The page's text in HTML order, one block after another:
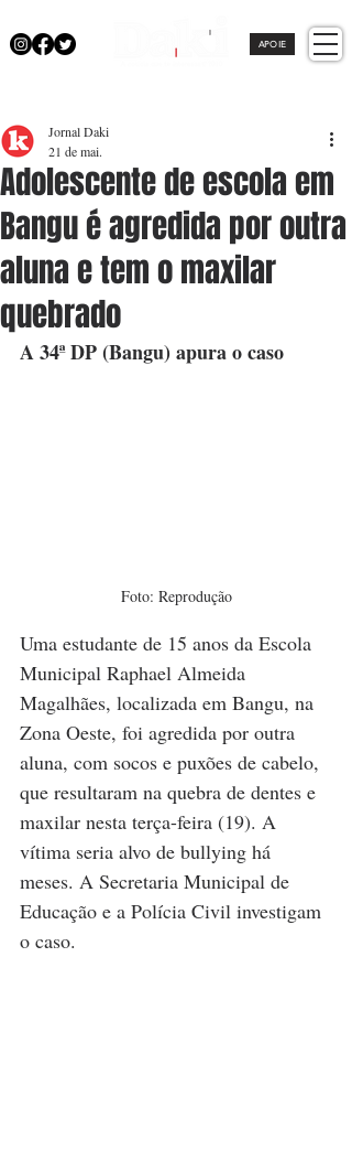
APOIE
Adolescente de escola em
Bangu é agredida por outra
aluna e tem o maxilar
quebrado
Jornal Daki
21 de mai.
A 34ª DP (Bangu) apura o caso
Foto: Reprodução
Uma estudante de 15 anos da Escola
Municipal Raphael Almeida
Magalhães, localizada em Bangu, na
Zona Oeste, foi agredida por outra
aluna, com socos e puxões de cabelo,
que resultaram na quebra de dentes e
maxilar nesta terça-feira (19). A
vítima seria alvo de bullying há
meses. A Secretaria Municipal de
Educação e a Polícia Civil investigam
o caso.